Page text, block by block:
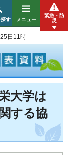
探す メニュー
緊急・防
災
日11時
大学は
する協